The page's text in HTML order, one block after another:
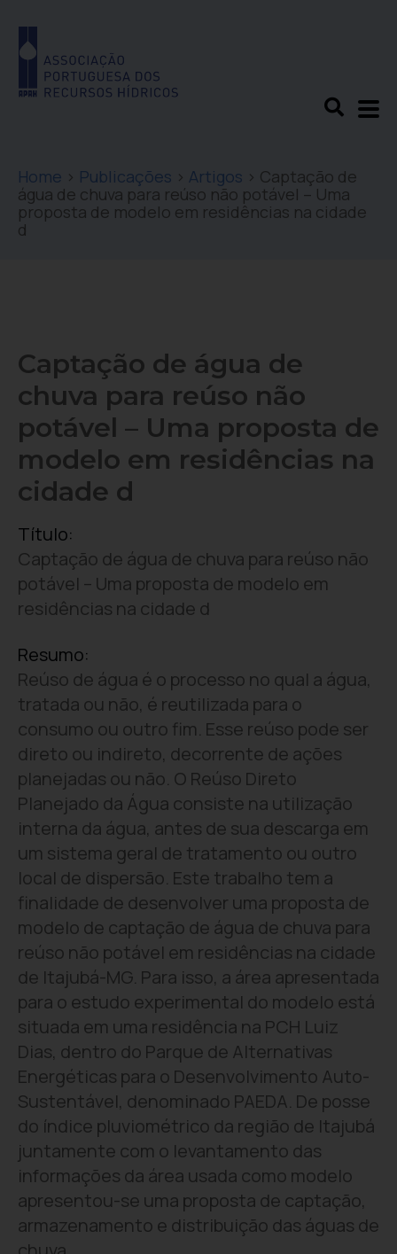
Home > Publicações > Artigos > Captação de
água de chuva para reúso não potável – Uma
proposta de modelo em residências na cidade
d
Captação de água de
chuva para reúso não
potável – Uma proposta de
modelo em residências na
cidade d
Título:
Captação de água de chuva para reúso não
potável – Uma proposta de modelo em
residências na cidade d
Resumo:
Reúso de água é o processo no qual a água,
tratada ou não, é reutilizada para o
consumo ou outro fim. Esse reúso pode ser
direto ou indireto, decorrente de ações
planejadas ou não. O Reúso Direto
Planejado da Água consiste na utilização
interna da água, antes de sua descarga em
um sistema geral de tratamento ou outro
local de dispersão. Este trabalho tem a
finalidade de desenvolver uma proposta de
modelo de captação de água de chuva para
reúso não potável em residências na cidade
de Itajubá-MG. Para isso, a área apresentada
para o estudo experimental do modelo está
situada em uma residência na PCH Luiz
Dias, dentro do Parque de Alternativas
Energéticas para o Desenvolvimento Auto-
Sustentável, denominado PAEDA. De posse
do índice pluviométrico da região de Itajubá
juntamente com o levantamento das
informações da área usada como modelo
apresentou-se uma proposta de captação,
armazenamento e distribuição das águas de